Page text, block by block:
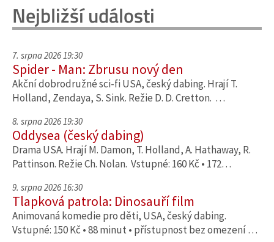
Nejbližší události
7. srpna 2026 19:30
Spider - Man: Zbrusu nový den
Akční dobrodružné sci-fi USA, český dabing. Hrají T.
Holland, Zendaya, S. Sink. Režie D. D. Cretton. …
8. srpna 2026 19:30
Oddysea (český dabing)
Drama USA. Hrají M. Damon, T. Holland, A. Hathaway, R.
Pattinson. Režie Ch. Nolan. Vstupné: 160 Kč • 172…
9. srpna 2026 16:30
Tlapková patrola: Dinosauří film
Animovaná komedie pro děti, USA, český dabing.
Vstupné: 150 Kč • 88 minut • přístupnost bez omezení …